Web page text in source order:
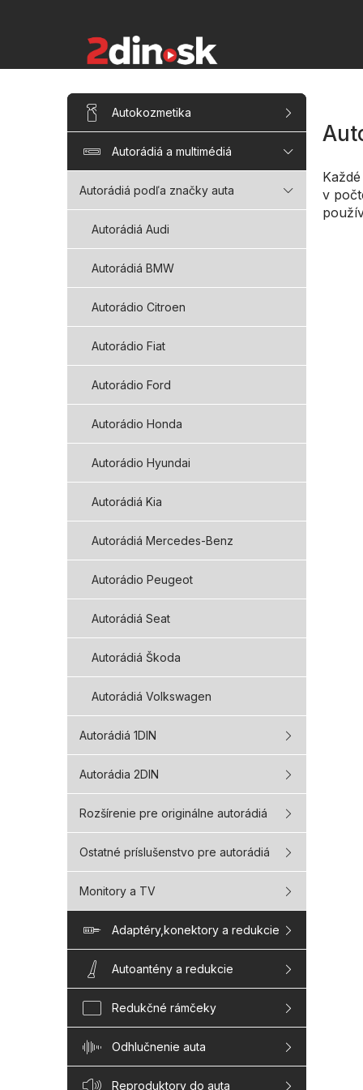
B
č
ý
a
e
Preskočiť
kategórieAutokozmetika
Autorádiá a multimédiá
Autorádiá podľa značky auta
Autorádiá Audi
Autorádiá BMW
Autorádio Citroen
Autorádio Fiat
Autorádio Ford
Autorádio Honda
Autorádio Hyundai
Autorádiá Kia
Autorádiá Mercedes-Benz
Autorádio Peugeot
Autorádiá Seat
Autorádiá Škoda
Autorádiá Volkswagen
Autorádiá 1DIN
Autorádia 2DIN
Rozšírenie pre originálne autorádiá
Ostatné príslušenstvo pre autorádiá
Monitory a TV
Adaptéry,konektory a redukcie
Autoantény a redukcie
Redukčné rámčeky
Odhlučnenie auta
Reproduktory do auta
Každé
v